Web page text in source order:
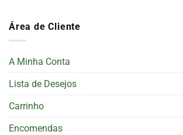
Área de Cliente
A Minha Conta
Lista de Desejos
Carrinho
Encomendas